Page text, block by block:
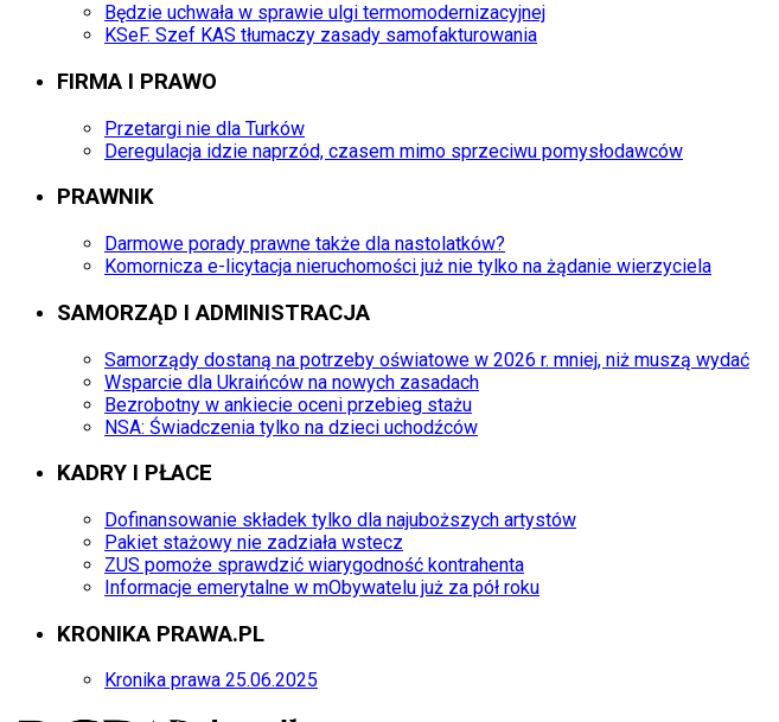
Będzie uchwała w sprawie ulgi termomodernizacyjnej
KSeF. Szef KAS tłumaczy zasady samofakturowania
FIRMA I PRAWO
Przetargi nie dla Turków
Deregulacja idzie naprzód, czasem mimo sprzeciwu pomysłodawców
PRAWNIK
Darmowe porady prawne także dla nastolatków?
Komornicza e-licytacja nieruchomości już nie tylko na żądanie wierzyciela
SAMORZĄD I ADMINISTRACJA
Samorządy dostaną na potrzeby oświatowe w 2026 r. mniej, niż muszą wydać
Wsparcie dla Ukraińców na nowych zasadach
Bezrobotny w ankiecie oceni przebieg stażu
NSA: Świadczenia tylko na dzieci uchodźców
KADRY I PŁACE
Dofinansowanie składek tylko dla najuboższych artystów
Pakiet stażowy nie zadziała wstecz
ZUS pomoże sprawdzić wiarygodność kontrahenta
Informacje emerytalne w mObywatelu już za pół roku
KRONIKA PRAWA.PL
Kronika prawa 25.06.2025